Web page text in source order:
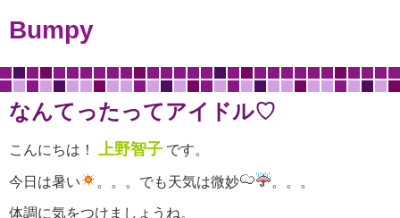
Bumpy
なんてったってアイドル♡
こんにちは！ 上野智子 です。
今日は暑い 。。。でも天気は微妙 。。。
体調に気をつけましょうね。